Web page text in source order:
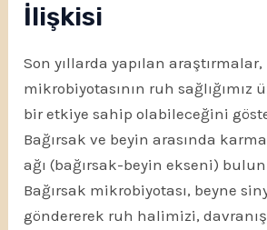
İlişkisi
Son yıllarda yapılan araştırmalar,
mikrobiyotasının ruh sağlığımız
bir etkiye sahip olabileceğini
Bağırsak ve beyin arasında
ağı (bağırsak-beyin ekseni)
Bağırsak mikrobiyotası, beyne
göndererek ruh halimizi,